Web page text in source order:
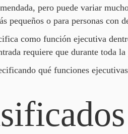
pero puede variar
pequeños o para personas con
como función ejecutiva
requiere que durante toda
qué funciones